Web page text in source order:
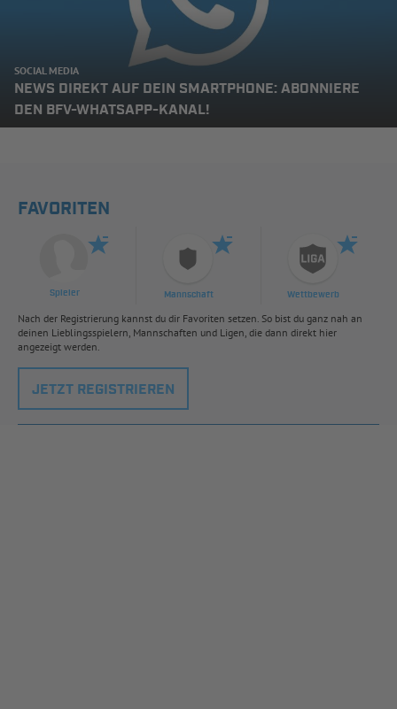
SOCIAL MEDIA
NEWS DIREKT AUF DEIN SMARTPHONE: ABONNIERE
DEN BFV-WHATSAPP-KANAL!
FAVORITEN
Spieler Mannschaft Wettbewerb
Nach der Registrierung kannst du dir Favoriten setzen. So bist du ganz nah an
deinen Lieblingsspielern, Mannschaften und Ligen, die dann direkt hier
angezeigt werden.
JETZT REGISTRIEREN